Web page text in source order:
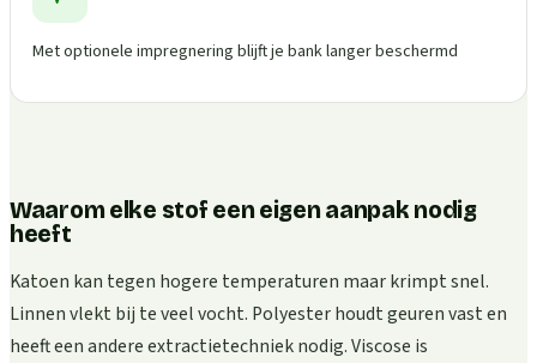
Met optionele impregnering blijft je bank langer beschermd
Waarom elke stof een eigen aanpak nodig
heeft
Katoen kan tegen hogere temperaturen maar krimpt snel.
Linnen vlekt bij te veel vocht. Polyester houdt geuren vast en
heeft een andere extractietechniek nodig. Viscose is